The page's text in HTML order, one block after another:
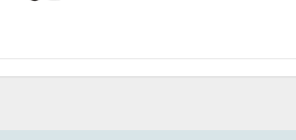
Дело техники 600746